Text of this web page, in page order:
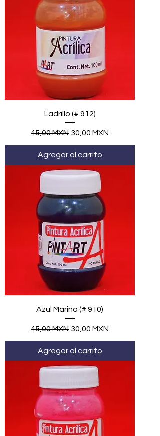
Ladrillo (# 912)
Precio
45,00 MXN Precio de oferta
30,00 MXN
Agregar al carrito
Azul Marino (# 910)
Precio
45,00 MXN Precio de oferta
30,00 MXN
Agregar al carrito